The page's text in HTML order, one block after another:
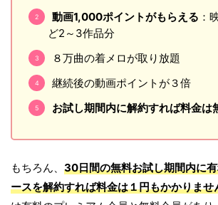
動画1,000ポイントがもらえる ：
ど2～3作品分
８万曲の着メロが取り放題
継続後の動画ポイントが３倍
お試し期間内に解約すれば料金は
もちろん、 30日間の無料お試し期間内に
ースを解約すれば料金は１円もかかりませ